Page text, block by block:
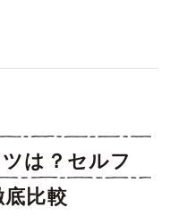
は？セルフ
比較